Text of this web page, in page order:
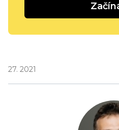
27. 2021